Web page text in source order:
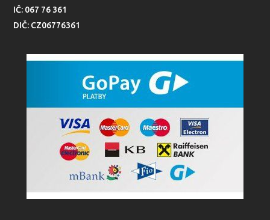
IČ: 067 76 361
DIČ: CZ06776361